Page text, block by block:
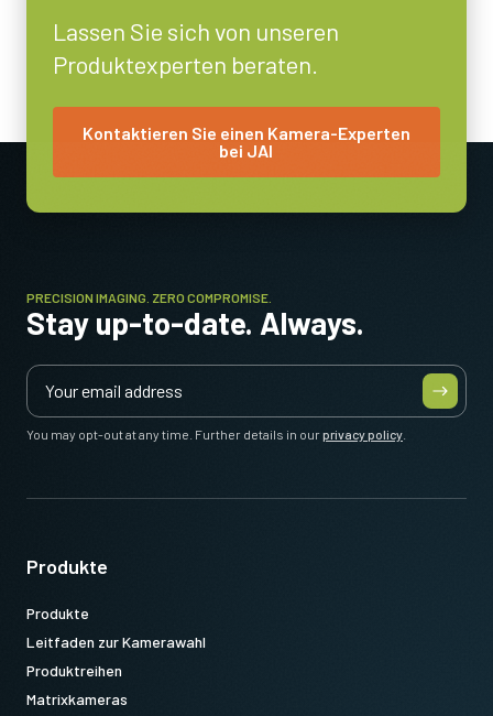
Lassen Sie sich von unseren
Produktexperten beraten.
Kontaktieren Sie einen Kamera-Experten
bei JAI
PRECISION IMAGING. ZERO COMPROMISE.
Stay up-to-date. Always.
You may opt-out at any time. Further details in ourprivacy policy
Produkte
Produkte
Leitfaden zur Kamerawahl
Produktreihen
Matrixkameras